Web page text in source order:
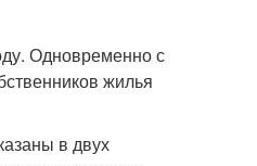
Одновременно с
жилья
в двух